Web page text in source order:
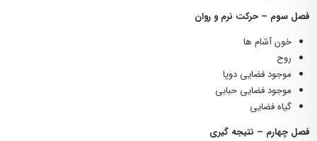
فصل سوم – حرکت نرم و روان
خون آشام ها
روح
موجود فضایی دوپا
موجود فضایی حبابی
گیاه فضایی
فصل چهارم – نتیجه گیری